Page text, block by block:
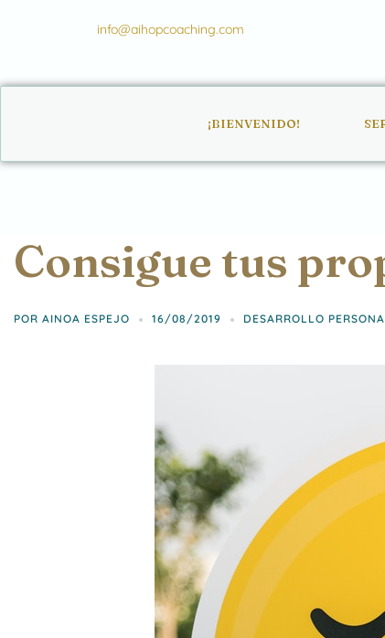
info@aihopcoaching.com
¡BIENVENIDO!
Consigue tus
POR AINOA ESPEJO 16/08/2019 DESARROLLO